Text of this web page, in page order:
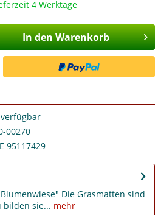
4 Werktage
In den Warenkorb
00270
95117429
Die Grasmatten sind
bilden sie... mehr